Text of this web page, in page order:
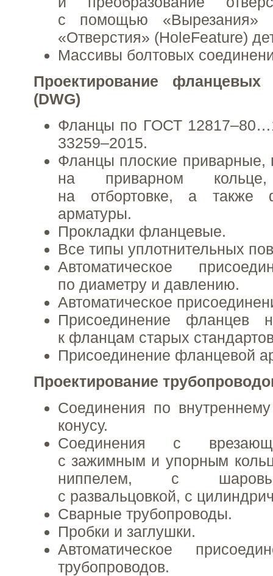
с помощью «Вырезания»
«Отверстия» (HoleFeature)
Массивы болтовых
Проектирование
(DWG)
Фланцы по ГОСТ
33259–2015.
Фланцы плоские приварные,
на приварном
на отбортовке, а также
арматуры.
Прокладки фланцевые.
Все типы уплотнительных
Автоматическое
по диаметру и давлению.
Автоматическое
Присоединение фланцев
к фланцам старых
Присоединение фланцевой
Проектирование
Соединения по
конусу.
Соединения с
с зажимным и упорным
ниппелем, с
с развальцовкой, с
Сварные трубопроводы.
Пробки и заглушки.
Автоматическое
трубопроводов.